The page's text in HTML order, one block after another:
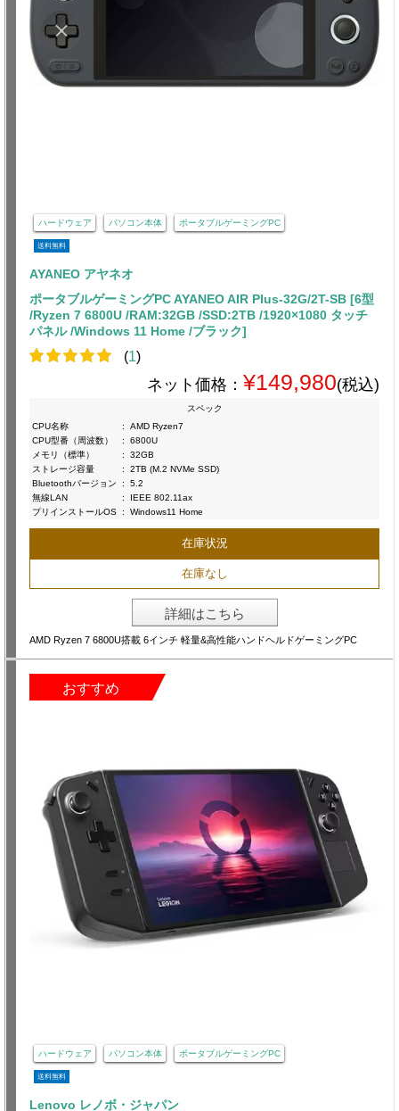
ハードウェア パソコン本体 ポータブルゲーミングPC
送料無料
AYANEO アヤネオ
ポータブルゲーミングPC AYANEO AIR Plus-32G/2T-SB [6型
/Ryzen 7 6800U /RAM:32GB /SSD:2TB /1920×1080 タッチ
パネル /Windows 11 Home /ブラック]
(1)
ネット価格： ¥149,980(税込)
スペック
CPU名称
:
AMD Ryzen7
CPU型番（周波数）
:
6800U
メモリ（標準）
:
32GB
ストレージ容量
:
2TB (M.2 NVMe SSD)
Bluetoothバージョン
:
5.2
無線LAN
:
IEEE 802.11ax
プリインストールOS : Windows11 Home
在庫状況
在庫なし
詳細はこちら
AMD Ryzen 7 6800U搭載 6インチ 軽量&高性能ハンドヘルドゲーミングPC
おすすめ
ハードウェア パソコン本体 ポータブルゲーミングPC
送料無料
Lenovo レノボ・ジャパン